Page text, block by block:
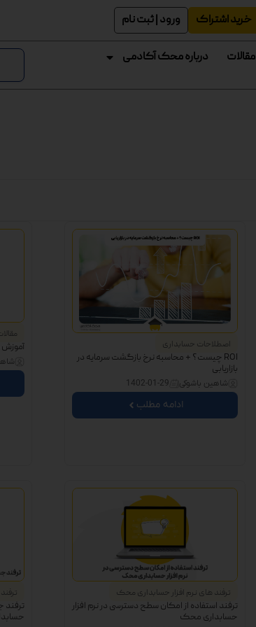
خرید اشتراک ورود | ثبت نام
مقالات درباره محک آکادمی
اصطلاحات حسابداری
ROI چیست؟ + محاسبه نرخ بازگشت سرمایه در
بازاریابی
شاهین باشوکی 1402-01-29
ادامه مطلب
ترفند های نرم افزار حسابداری محک
ترفند استفاده از امکان سطح دسترسی در نرم افزار
حسابداری محک